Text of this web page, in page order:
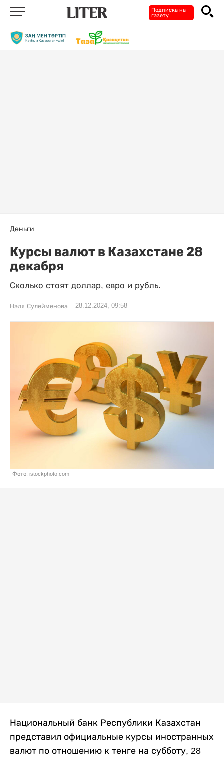
Подписка на
газету
Деньги
Курсы валют в Казахстане 28
декабря
Сколько стоят доллар, евро и рубль.
Нэля Сулейменова 28.12.2024, 09:58
Фото: istockphoto.com
Национальный банк Республики Казахстан
представил официальные курсы иностранных
валют по отношению к тенге на субботу, 28